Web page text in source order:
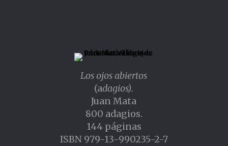
Los ojos abiertos
(adagios).
Juan Mata
800 adagios.
144 páginas
ISBN 979-13-990235-2-7